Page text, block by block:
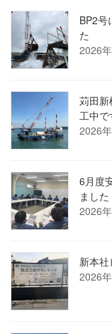
BP2号
た
2026
苅田
工中で
2026
6月度
ました
2026
新本
2026